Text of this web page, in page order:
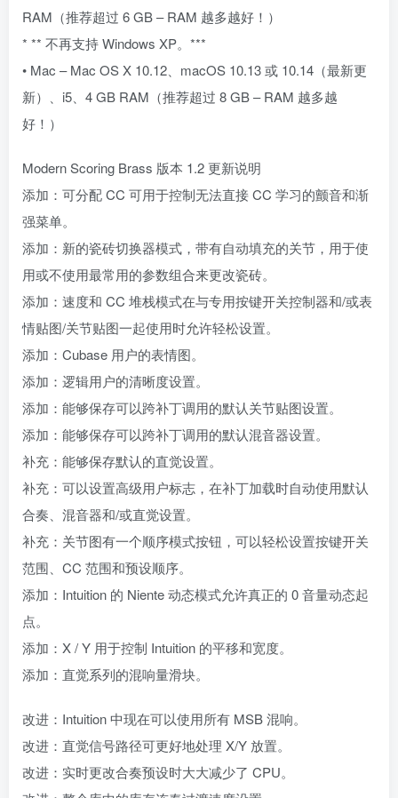
RAM（推荐超过 6 GB – RAM 越多越好！）
* ** 不再支持 Windows XP。***
• Mac – Mac OS X 10.12、macOS 10.13 或 10.14（最新更
新）、i5、4 GB RAM（推荐超过 8 GB – RAM 越多越
好！）
Modern Scoring Brass 版本 1.2 更新说明
添加：可分配 CC 可用于控制无法直接 CC 学习的颤音和渐
强菜单。
添加：新的瓷砖切换器模式，带有自动填充的关节，用于使
用或不使用最常用的参数组合来更改瓷砖。
添加：速度和 CC 堆栈模式在与专用按键开关控制器和/或表
情贴图/关节贴图一起使用时允许轻松设置。
添加：Cubase 用户的表情图。
添加：逻辑用户的清晰度设置。
添加：能够保存可以跨补丁调用的默认关节贴图设置。
添加：能够保存可以跨补丁调用的默认混音器设置。
补充：能够保存默认的直觉设置。
补充：可以设置高级用户标志，在补丁加载时自动使用默认
合奏、混音器和/或直觉设置。
补充：关节图有一个顺序模式按钮，可以轻松设置按键开关
范围、CC 范围和预设顺序。
添加：Intuition 的 Niente 动态模式允许真正的 0 音量动态起
点。
添加：X / Y 用于控制 Intuition 的平移和宽度。
添加：直觉系列的混响量滑块。
改进：Intuition 中现在可以使用所有 MSB 混响。
改进：直觉信号路径可更好地处理 X/Y 放置。
改进：实时更改合奏预设时大大减少了 CPU。